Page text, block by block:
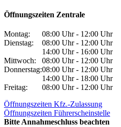
Öffnungszeiten Zentrale
Montag:
08:00 Uhr - 12:00 Uhr
Dienstag:
08:00 Uhr - 12:00 Uhr
14:00 Uhr - 16:00 Uhr
Mittwoch:
08:00 Uhr - 12:00 Uhr
Donnerstag:08:00 Uhr - 12:00 Uhr
14:00 Uhr - 18:00 Uhr
Freitag:
08:00 Uhr - 12:00 Uhr
Öffnungszeiten Kfz.-Zulassung
Öffnungszeiten Führerscheinstelle
Bitte Annahmeschluss beachten